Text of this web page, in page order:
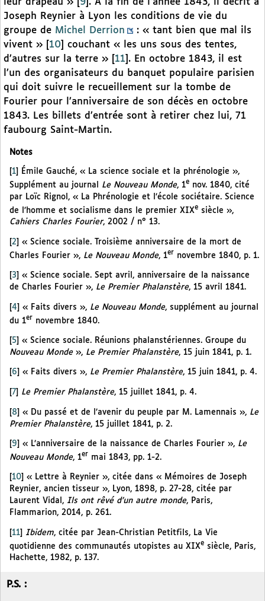
leur drapeau » 9 . A la fin de l’année 1843, il décrit à
Joseph Reynier à Lyon les conditions de vie du
groupe de Michel Derrion
: « tant bien que mal ils
vivent »
10
couchant « les uns sous des tentes,
d’autres sur la terre »
11 . En octobre 1843, il est
l’un des organisateurs du banquet populaire parisien
qui doit suivre le recueillement sur la tombe de
Fourier pour l’anniversaire de son décès en octobre
1843. Les billets d’entrée sont à retirer chez lui, 71
faubourg Saint-Martin.
Notes
1
Émile Gauché, « La science sociale et la phrénologie »,
Supplément au journal Le Nouveau Monde, 1e nov. 1840, cité
par Loïc Rignol, « La Phrénologie et l’école sociétaire. Science
de l’homme et socialisme dans le premier XIXe siècle »,
Cahiers Charles Fourier, 2002 / n° 13.
2
« Science sociale. Troisième anniversaire de la mort de
Charles Fourier », Le Nouveau Monde, 1er novembre 1840, p. 1.
3
« Science sociale. Sept avril, anniversaire de la naissance
de Charles Fourier », Le Premier Phalanstère, 15 avril 1841.
[4] « Faits divers », Le Nouveau Monde, supplément au journal
du 1er novembre 1840.
[5] « Science sociale. Réunions phalanstériennes. Groupe du
Nouveau Monde», Le Premier Phalanstère, 15 juin 1841, p. 1.
6 « Faits divers », Le Premier Phalanstère, 15 juin 1841, p. 4.
7 Le Premier Phalanstère, 15 juillet 1841, p. 4.
[8] « Du passé et de l’avenir du peuple par M. Lamennais », Le
Premier Phalanstère, 15 juillet 1841, p. 2.
9 « L’anniversaire de la naissance de Charles Fourier », Le
Nouveau Monde, 1er mai 1843, pp. 1-2.
10
« Lettre à Reynier », citée dans « Mémoires de Joseph
Reynier, ancien tisseur », Lyon, 1898, p. 27-28, citée par
Laurent Vidal, Ils ont rêvé d’un autre monde, Paris,
Flammarion, 2014, p. 261.
[11] Ibidem, citée par Jean-Christian Petitfils, La Vie
quotidienne des communautés utopistes au XIXe siècle, Paris,
Hachette, 1982, p. 137.
P.S. :